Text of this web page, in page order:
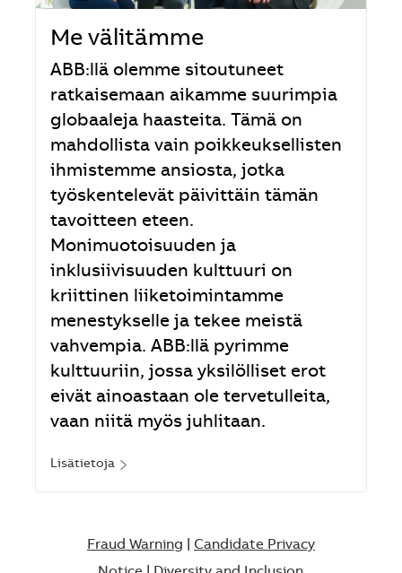
Me välitämme
ABB:llä olemme sitoutuneet
ratkaisemaan aikamme suurimpia
globaaleja haasteita. Tämä on
mahdollista vain poikkeuksellisten
ihmistemme ansiosta, jotka
työskentelevät päivittäin tämän
tavoitteen eteen.
Monimuotoisuuden ja
inklusiivisuuden kulttuuri on
kriittinen liiketoimintamme
menestykselle ja tekee meistä
vahvempia. ABB:llä pyrimme
kulttuuriin, jossa yksilölliset erot
eivät ainoastaan ole tervetulleita,
vaan niitä myös juhlitaan.
Lisätietoja
Fraud Warning
Candidate Privacy